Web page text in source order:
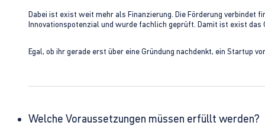
Dabei ist exist weit mehr als Finanzierung. Die Förderung verbindet
Innovationspotenzial und wurde fachlich geprüft. Damit ist exist
Egal, ob ihr gerade erst über eine Gründung nachdenkt, ein Startup
Welche Voraussetzungen müssen erfüllt werden?